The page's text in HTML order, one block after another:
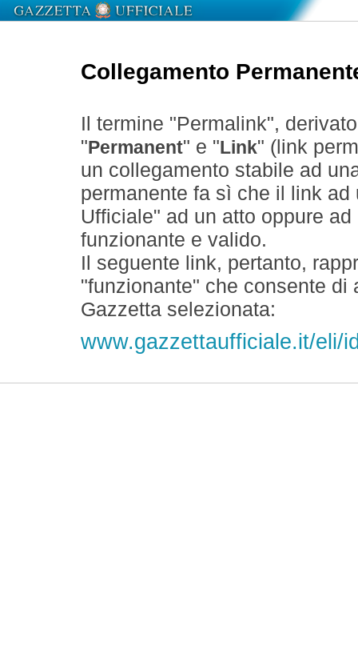
Collegamento
Il termine "Permalink",
" Permanent" e " Link" (link
un collegamento stabile ad
permanente fa sì che il link
Ufficiale" ad un atto oppure
funzionante e valido.
Il seguente link, pertanto,
"funzionante" che consente
Gazzetta selezionata:
www.gazzettaufficiale.it/eli/